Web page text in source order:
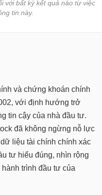
với bất kỳ kết quả nào từ việc
tin này.
và chứng khoán chính
với định hướng trở
tin cậy của nhà đầu tư.
đã không ngừng nỗ lực
liệu tài chính chính xác
tư hiểu đúng, nhìn rộng
trình đầu tư của
Chứng chỉ quỹ Chứng